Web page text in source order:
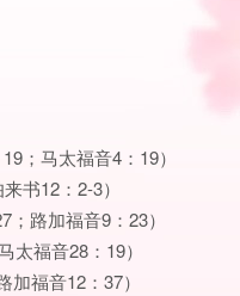
；马太福音4：19）
书12：2-3）
路加福音9：23）
太福音28：19）
福音12：37）